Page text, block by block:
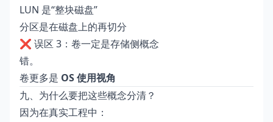
LUN 是“整块磁盘”
分区是在磁盘上的再切分
❌ 误区 3：卷一定是存储侧概念
错。
卷更多是 OS 使用视角
九、为什么要把这些概念分清？
因为在真实工程中：